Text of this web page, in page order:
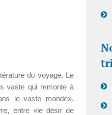
du voyage. Le
vaste qui remonte à
le vaste monde».
entre «le désir de